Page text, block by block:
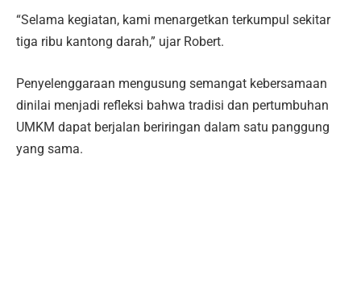
“Selama kegiatan, kami menargetkan terkumpul sekitar
tiga ribu kantong darah,” ujar Robert.
Penyelenggaraan mengusung semangat kebersamaan
dinilai menjadi refleksi bahwa tradisi dan pertumbuhan
UMKM dapat berjalan beriringan dalam satu panggung
yang sama.